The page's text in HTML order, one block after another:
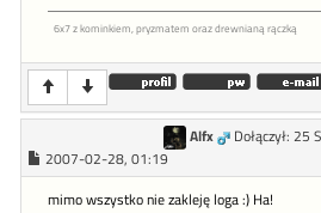
6x7 z kominkiem, pryzmatem oraz drewnianą rączką
Alfx
Dołączył: 25
2007-02-28, 01:19
mimo wszystko nie zakleję loga :) Ha!